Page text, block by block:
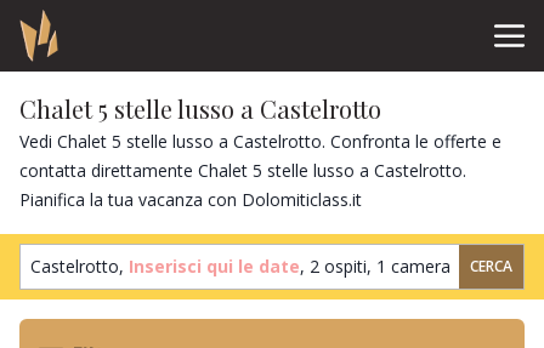
Chalet 5 stelle lusso a Castelrotto
Vedi Chalet 5 stelle lusso a Castelrotto. Confronta le offerte e
contatta direttamente Chalet 5 stelle lusso a Castelrotto.
Pianifica la tua vacanza con Dolomiticlass.it
Castelrotto, Inserisci qui le date, 2 ospiti, 1 camera CERCA